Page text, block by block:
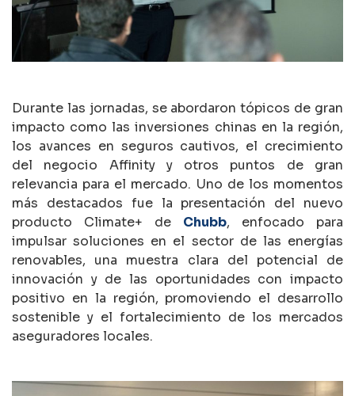
Durante las jornadas, se abordaron tópicos de gran
impacto como las inversiones chinas en la región,
los avances en seguros cautivos, el crecimiento
del negocio Affinity y otros puntos de gran
relevancia para el mercado. Uno de los momentos
más destacados fue la presentación del nuevo
producto Climate+ de Chubb, enfocado para
impulsar soluciones en el sector de las energías
renovables, una muestra clara del potencial de
innovación y de las oportunidades con impacto
positivo en la región, promoviendo el desarrollo
sostenible y el fortalecimiento de los mercados
aseguradores locales.